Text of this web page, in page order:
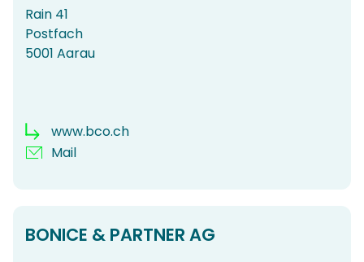
Rain 41
Postfach
5001 Aarau
www.bco.ch
Mail
BONICE & PARTNER AG